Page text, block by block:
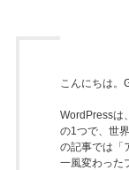
こんにちは。
WordPressは
の1つで、世
の記事では「
一風変わった